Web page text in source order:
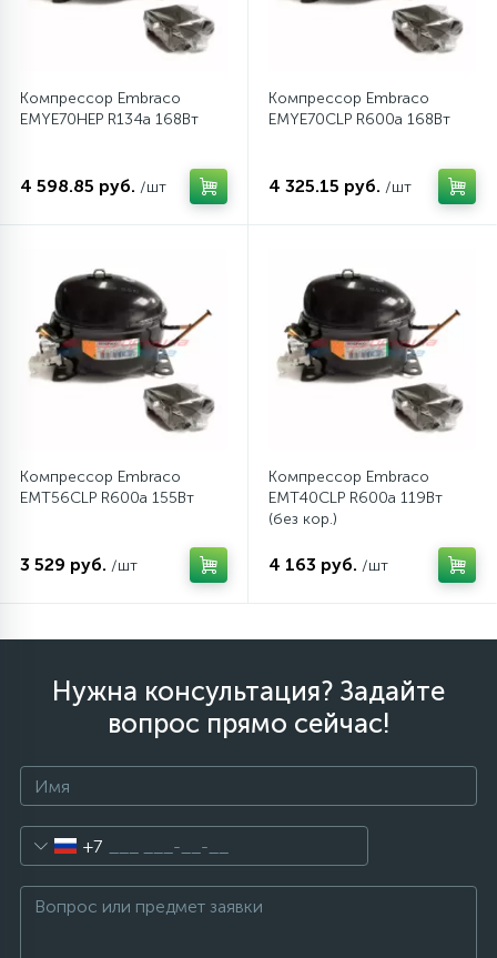
Компрессор Embraco
EMYE70HEP R134a 168Вт
4 598.85 руб. /шт
Компрессор Embraco
EMYE70CLP R600a 168Вт
4 325.15 руб. /шт
Компрессор Embraco
EMT56CLP R600a 155Вт
3 529 руб. /шт
Компрессор Embraco
EMT40CLP R600a 119Вт
(без кор.)
4 163 руб. /шт
Нужна консультация? Задайте
вопрос прямо сейчас!
+7